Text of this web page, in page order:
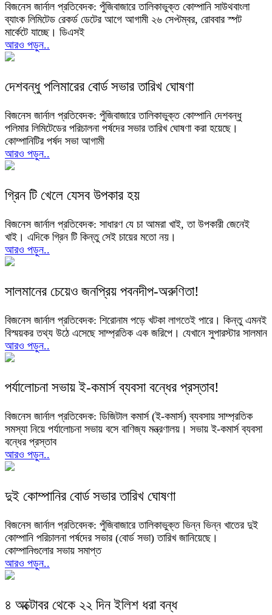
বিজনেস জার্নাল প্রতিবেদক: পুঁজিবাজারে তালিকাভুক্ত কোম্পানি সাউথবাংলা
ব্যাংক লিমিটেড রেকর্ড ডেটের আগে আগামী ২৬ সেপ্টম্বর, রোববার স্পট
মার্কেটে যাচ্ছে। ডিএসই
আরও পড়ুন..
দেশবন্ধু পলিমারের বোর্ড সভার তারিখ ঘোষণা
বিজনেস জার্নাল প্রতিবেদক: পুঁজিবাজারে তালিকাভুক্ত কোম্পানি দেশবন্ধু
পলিমার লিমিটেডের পরিচালনা পর্ষদের সভার তারিখ ঘোষণা করা হয়েছে।
কোম্পানিটির পর্ষদ সভা আগামী
আরও পড়ুন..
গ্রিন টি খেলে যেসব উপকার হয়
বিজনেস জার্নাল প্রতিবেদক: সাধারণ যে চা আমরা খাই, তা উপকারী জেনেই
খাই। এদিকে গ্রিন টি কিন্তু সেই চায়ের মতো নয়।
আরও পড়ুন..
সালমানের চেয়েও জনপ্রিয় পবনদীপ-অরুণিতা!
বিজনেস জার্নাল প্রতিবেদক: শিরোনাম পড়ে খটকা লাগতেই পারে। কিন্তু এমনই
বিস্ময়কর তথ্য উঠে এসেছে সাম্প্রতিক এক জরিপে। যেখানে সুপারস্টার সালমান
আরও পড়ুন..
পর্যালোচনা সভায় ই-কমার্স ব্যবসা বন্ধের প্রস্তাব!
বিজনেস জার্নাল প্রতিবেদক: ডিজিটাল কমার্স (ই-কমার্স) ব্যবসায় সাম্প্রতিক
সমস্যা নিয়ে পর্যালোচনা সভায় বসে বাণিজ্য মন্ত্রণালয়। সভায় ই-কমার্স ব্যবসা
বন্ধের প্রস্তাব
আরও পড়ুন..
দুই কোম্পানির বোর্ড সভার তারিখ ঘোষণা
বিজনেস জার্নাল প্রতিবেদক: পুঁজিবাজারে তালিকাভুক্ত ভিন্ন ভিন্ন খাতের দুই
কোম্পানি পরিচালনা পর্ষদের সভার (বোর্ড সভা) তারিখ জানিয়েছে।
কোম্পানিগুলোর সভায় সমাপ্ত
আরও পড়ুন..
৪ অক্টোবর থেকে ২২ দিন ইলিশ ধরা বন্ধ